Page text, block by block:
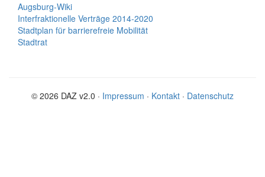
Augsburg-Wiki
Interfraktionelle Verträge 2014-2020
Stadtplan für barrierefreie Mobilität
Stadtrat
© 2026 DAZ v2.0 · Impressum · Kontakt · Datenschutz